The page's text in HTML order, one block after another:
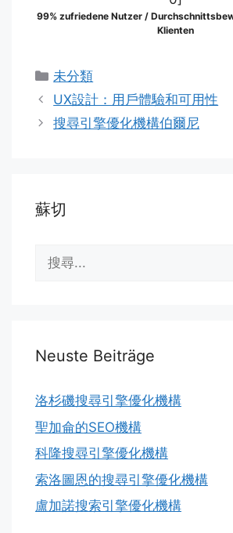
99% zufriedene Nutzer /
Klienten
分
類
未分類
UX設計：用戶體驗和可用性
搜尋引擎優化機構伯爾尼
蘇切
尋:
Neuste Beiträge
洛杉磯搜尋引擎優化機構
聖加侖的SEO機構
科隆搜尋引擎優化機構
索洛圖恩的搜尋引擎優化機構
盧加諾搜索引擎優化機構